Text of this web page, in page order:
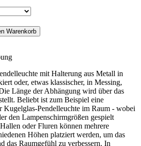
Warenkorb
mit Halterung aus Metall in
oder, etwas klassischer, in Messing,
Länge der Abhängung wird über das
Beliebt ist zum Beispiel eine
Kugelglas-Pendelleuchte im Raum - wobei
den Lampenschirmgrößen gespielt
oder Fluren können mehrere
Höhen platziert werden, um das
das Raumgefühl zu verbessern. In